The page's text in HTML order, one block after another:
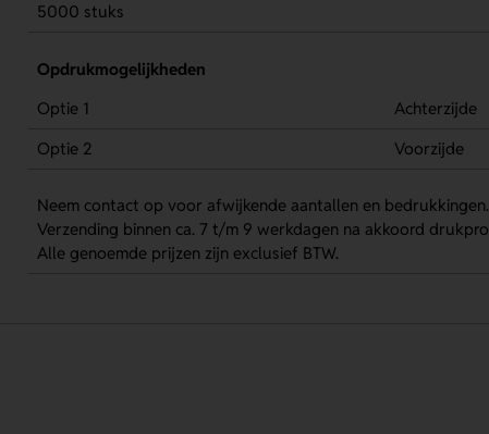
5000 stuks
Opdrukmogelijkheden
Optie 1
Achterzijde
Optie 2
Voorzijde
Neem contact op voor afwijkende aantallen en bedrukkingen.
Verzending binnen ca. 7 t/m 9 werkdagen na akkoord
Alle genoemde prijzen zijn exclusief BTW.